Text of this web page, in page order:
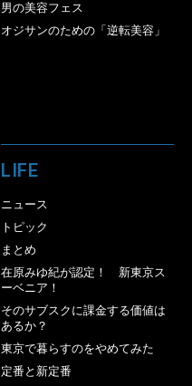
男の美容フェス
オジサンのための「逆転美容」
LIFE
ニュース
トピック
まとめ
在原みゆ紀が認定！ 新東京ス
ーベニア！
そのサブスクに課金する価値は
あるか？
東京で暮らすのをやめてみた
定番と新定番